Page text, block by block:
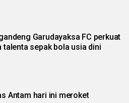
Garudayaksa FC perkuat
talenta sepak bola usia dini
Antam hari ini meroket